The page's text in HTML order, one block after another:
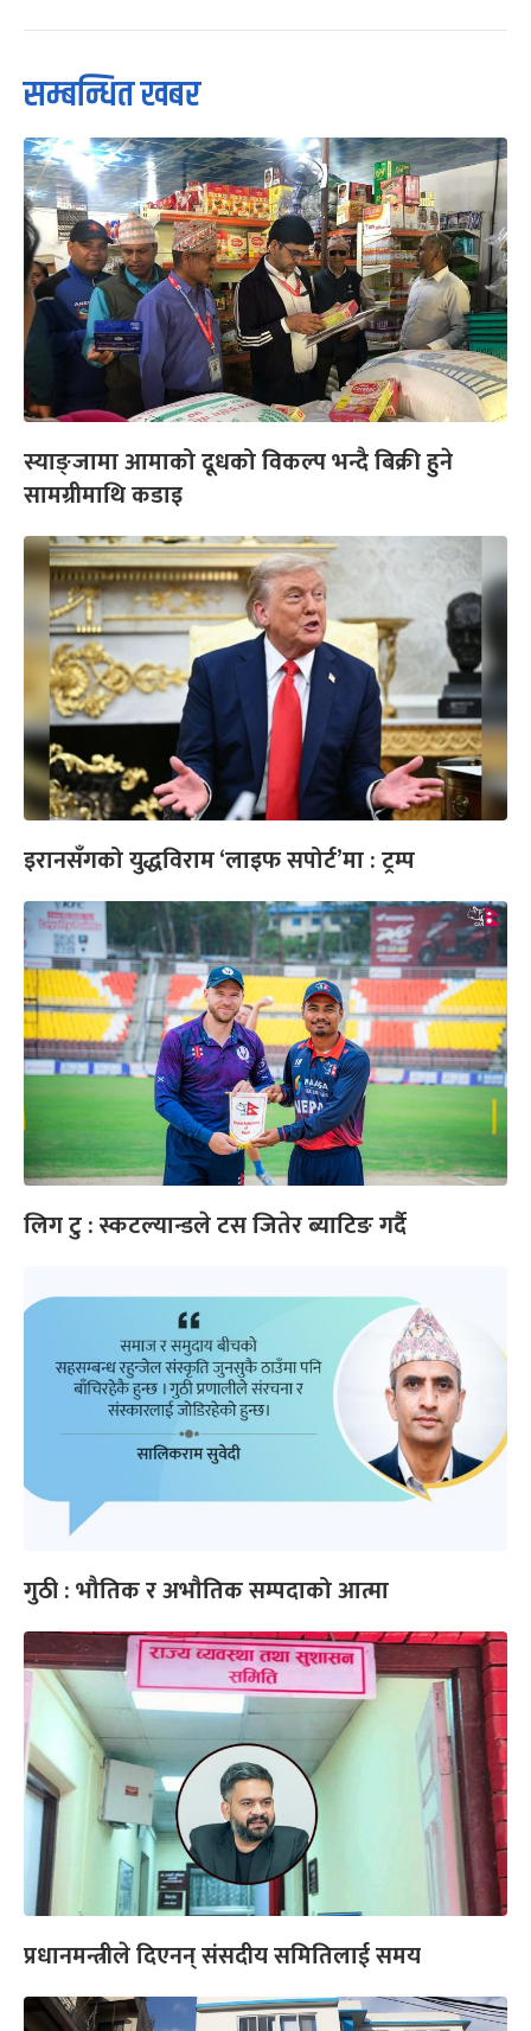
सम्बन्धित खबर
स्याङ्जामा आमाको दूधको विकल्प भन्दै बिक्री हुने
सामग्रीमाथि कडाइ
इरानसँगको युद्धविराम ‘लाइफ सपोर्ट’मा : ट्रम्प
लिग टु : स्कटल्यान्डले टस जितेर ब्याटिङ गर्दै
गुठी : भौतिक र अभौतिक सम्पदाको आत्मा
प्रधानमन्त्रीले दिएनन् संसदीय समितिलाई समय